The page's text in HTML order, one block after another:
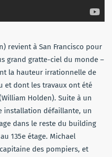
revient à San Francisco pour
grand gratte-ciel du monde –
la hauteur irrationnelle de
et dont les travaux ont été
Holden). Suite à un
installation défaillante, un
dans le reste du building
135e étage. Michael
des pompiers, et